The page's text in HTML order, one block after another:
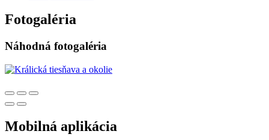
Fotogaléria
Náhodná fotogaléria
Mobilná aplikácia